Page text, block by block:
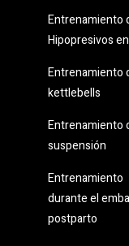
Entrenamiento
Hipopresivos
Entrenamiento
kettlebells
Entrenamiento
suspensión
Entrenamiento
durante el
postparto